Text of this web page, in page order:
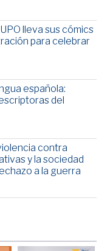
lleva sus cómics
para celebrar
española:
del
contra
y la sociedad
a la guerra